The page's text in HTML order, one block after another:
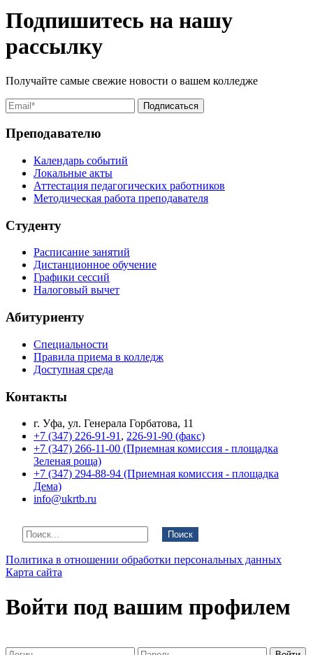
Подпишитесь на нашу
рассылку
Получайте самые свежие новости о вашем колледже
Преподавателю
Календарь событий
Локальные акты
Аттестация педагогических работников
Методическая работа преподавателя
Студенту
Расписание занятий
Дистанционное обучение
Графики сессий
Налоговый вычет
Абитуриенту
Специальности
Правила приема в колледж
Доступная среда
Контакты
г. Уфа, ул. Генерала Горбатова, 11
+7 (347) 226-91-91 , 226-91-90 (факс)
+7 (347) 266-11-00 (Приемная комиссия - площадка
Зеленая роща)
+7 (347) 294-88-94 (Приемная комиссия - площадка
Дема)
info@ukrtb.ru
Поиск
Политика в отношении обработки персональных данных
Карта сайта
Войти под вашим профилем